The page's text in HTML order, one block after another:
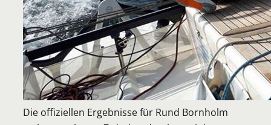
Die offiziellen Ergebnisse für Rund Bornholm